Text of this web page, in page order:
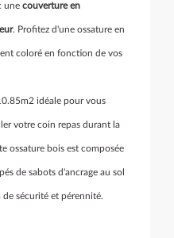
une couverture en
. Profitez d'une ossature en
coloré en fonction de vos
idéale pour vous
votre coin repas durant la
ossature bois est composée
de sabots d'ancrage au sol
sécurité et pérennité.